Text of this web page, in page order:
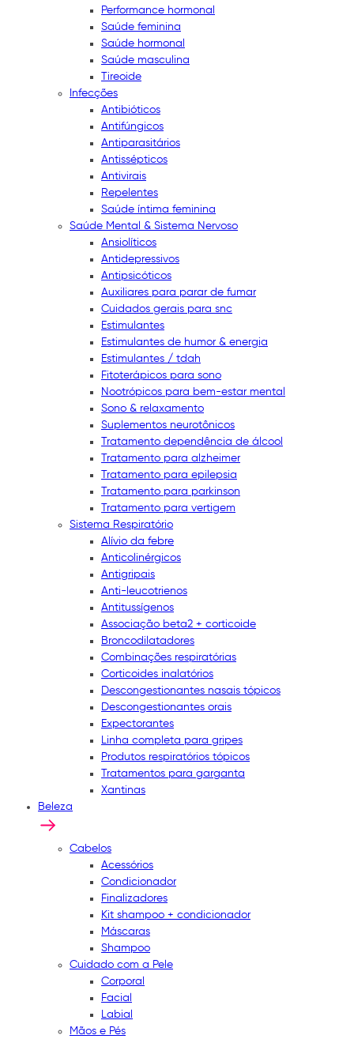
Performance hormonal
Saúde feminina
Saúde hormonal
Saúde masculina
Tireoide
Infecções
Antibióticos
Antifúngicos
Antiparasitários
Antissépticos
Antivirais
Repelentes
Saúde íntima feminina
Saúde Mental & Sistema Nervoso
Ansiolíticos
Antidepressivos
Antipsicóticos
Auxiliares para parar de fumar
Cuidados gerais para snc
Estimulantes
Estimulantes de humor & energia
Estimulantes / tdah
Fitoterápicos para sono
Nootrópicos para bem-estar mental
Sono & relaxamento
Suplementos neurotônicos
Tratamento dependência de álcool
Tratamento para alzheimer
Tratamento para epilepsia
Tratamento para parkinson
Tratamento para vertigem
Sistema Respiratório
Alívio da febre
Anticolinérgicos
Antigripais
Anti-leucotrienos
Antitussígenos
Associação beta2 + corticoide
Broncodilatadores
Combinações respiratórias
Corticoides inalatórios
Descongestionantes nasais tópicos
Descongestionantes orais
Expectorantes
Linha completa para gripes
Produtos respiratórios tópicos
Tratamentos para garganta
Xantinas
Beleza
Cabelos
Acessórios
Condicionador
Finalizadores
Kit shampoo + condicionador
Máscaras
Shampoo
Cuidado com a Pele
Corporal
Facial
Labial
Mãos e Pés